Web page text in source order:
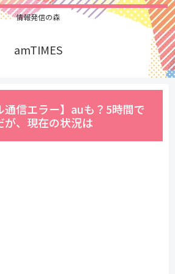
情報発信の森
amTIMES
通信エラー】auも？5時間で
が、現在の状況は